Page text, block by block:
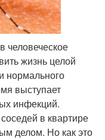
человеческое
жизнь целой
нормального
выступает
инфекций.
в квартире
делом. Но как это